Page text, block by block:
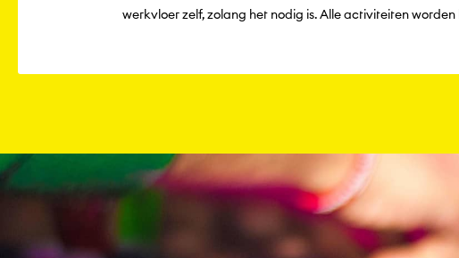
werkvloer zelf, zolang het nodig is. Alle activiteiten